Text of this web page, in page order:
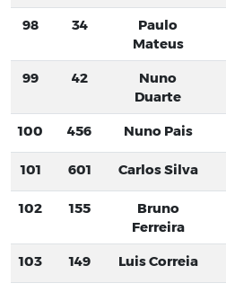
98 34
Paulo
Mateus
99 42
Nuno
Duarte
100 456 Nuno Pais
101 601 Carlos Silva
102 155
Bruno
Ferreira
103 149 Luis Correia